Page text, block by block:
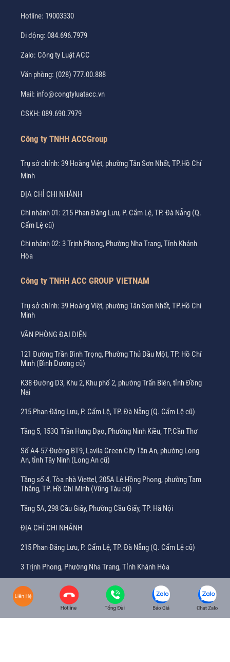
Hotline: 19003330
Di động: 084.696.7979
Zalo: Công ty Luật ACC
Văn phòng: (028) 777.00.888
Mail: info@congtyluatacc.vn
CSKH: 089.690.7979
Công ty TNHH ACCGroup
Trụ sở chính: 39 Hoàng Việt, phường Tân Sơn Nhất, TP.Hồ Chí
Minh
ĐỊA CHỈ CHI NHÁNH
Chi nhánh 01: 215 Phan Đăng Lưu, P. Cẩm Lệ, TP. Đà Nẵng (Q.
Cẩm Lệ cũ)
Chi nhánh 02: 3 Trịnh Phong, Phường Nha Trang, Tỉnh Khánh
Hòa
Công ty TNHH ACC GROUP VIETNAM
Trụ sở chính: 39 Hoàng Việt, phường Tân Sơn Nhất, TP.Hồ Chí
Minh
VĂN PHÒNG ĐẠI DIỆN
121 Đường Trần Bình Trọng, Phường Thủ Dầu Một, TP. Hồ Chí
Minh (Bình Dương cũ)
K38 Đường D3, Khu 2, Khu phố 2, phường Trấn Biên, tỉnh Đồng
Nai
215 Phan Đăng Lưu, P. Cẩm Lệ, TP. Đà Nẵng (Q. Cẩm Lệ cũ)
Tầng 5, 153Q Trần Hưng Đạo, Phường Ninh Kiều, TP.Cần Thơ
Số A4-57 Đường BT9, Lavila Green City Tân An, phường Long
An, tỉnh Tây Ninh (Long An cũ)
Tầng số 4, Tòa nhà Viettel, 205A Lê Hồng Phong, phường Tam
Thắng, TP. Hồ Chí Minh (Vũng Tàu cũ)
Tầng 5A, 298 Cầu Giấy, Phường Cầu Giấy, TP. Hà Nội
ĐỊA CHỈ CHI NHÁNH
215 Phan Đăng Lưu, P. Cẩm Lệ, TP. Đà Nẵng (Q. Cẩm Lệ cũ)
3 Trịnh Phong, Phường Nha Trang, Tỉnh Khánh Hòa